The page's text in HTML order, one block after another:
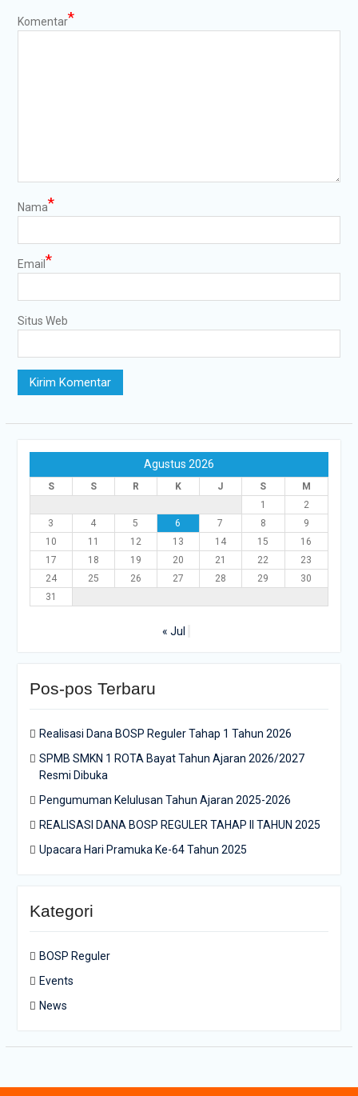
Komentar*
Nama*
Email *
Situs Web
Agustus 2026
S S R K J S
M
1
2
3
4 5 6 7 8
9
10
11 12 13 14 15
16
17
18 19 20 21 22
23
24
25 26 27 28 29
30
31
« Jul
Pos-pos Terbaru
Realisasi Dana BOSP Reguler Tahap 1 Tahun 2026
SPMB SMKN 1 ROTA Bayat Tahun Ajaran 2026/2027
Resmi Dibuka
Pengumuman Kelulusan Tahun Ajaran 2025-2026
REALISASI DANA BOSP REGULER TAHAP II TAHUN 2025
Upacara Hari Pramuka Ke-64 Tahun 2025
Kategori
BOSP Reguler
Events
News